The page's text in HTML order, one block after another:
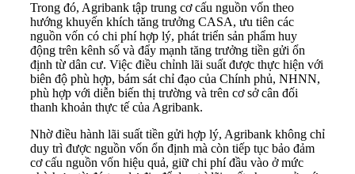
Trong đó, Agribank tập trung cơ cấu nguồn vốn theo
hướng khuyến khích tăng trưởng CASA, ưu tiên các
nguồn vốn có chi phí hợp lý, phát triển sản phẩm huy
động trên kênh số và đẩy mạnh tăng trưởng tiền gửi ổn
định từ dân cư. Việc điều chỉnh lãi suất được thực hiện với
biên độ phù hợp, bám sát chỉ đạo của Chính phủ, NHNN,
phù hợp với diễn biến thị trường và trên cơ sở cân đối
thanh khoản thực tế của Agribank.
Nhờ điều hành lãi suất tiền gửi hợp lý, Agribank không chỉ
duy trì được nguồn vốn ổn định mà còn tiếp tục bảo đảm
cơ cấu nguồn vốn hiệu quả, giữ chi phí đầu vào ở mức